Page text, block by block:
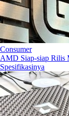
Consumer
AMD Siap-siap Rilis
Spesifikasinya